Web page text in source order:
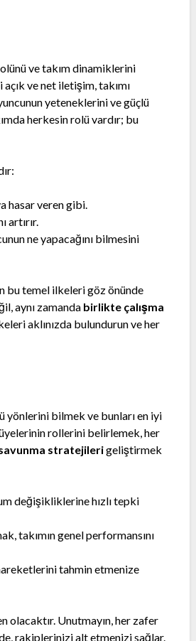
ve takım dinamiklerini
ve net iletişim, takımı
yeteneklerini ve güçlü
herkesin rolü vardır; bu
hasar veren gibi.
artırır.
ne yapacağını bilmesini
bu temel ilkeleri göz önünde
aynı zamanda birlikte çalışma
aklınızda bulundurun ve her
yönlerini bilmek ve bunları en iyi
rollerini belirlemek, her
stratejilerigeliştirmek
değişikliklerine hızlı tepki
takımın genel performansını
tahmin etmenize
olacaktır. Unutmayın, her zafer
rakiplerinizi alt etmenizi sağlar.